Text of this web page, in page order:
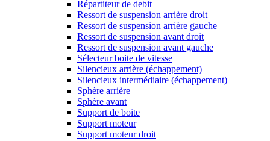
Répartiteur de debit
Ressort de suspension arrière droit
Ressort de suspension arrière gauche
Ressort de suspension avant droit
Ressort de suspension avant gauche
Sélecteur boite de vitesse
Silencieux arrière (échappement)
Silencieux intermédiaire (échappement)
Sphère arrière
Sphère avant
Support de boite
Support moteur
Support moteur droit